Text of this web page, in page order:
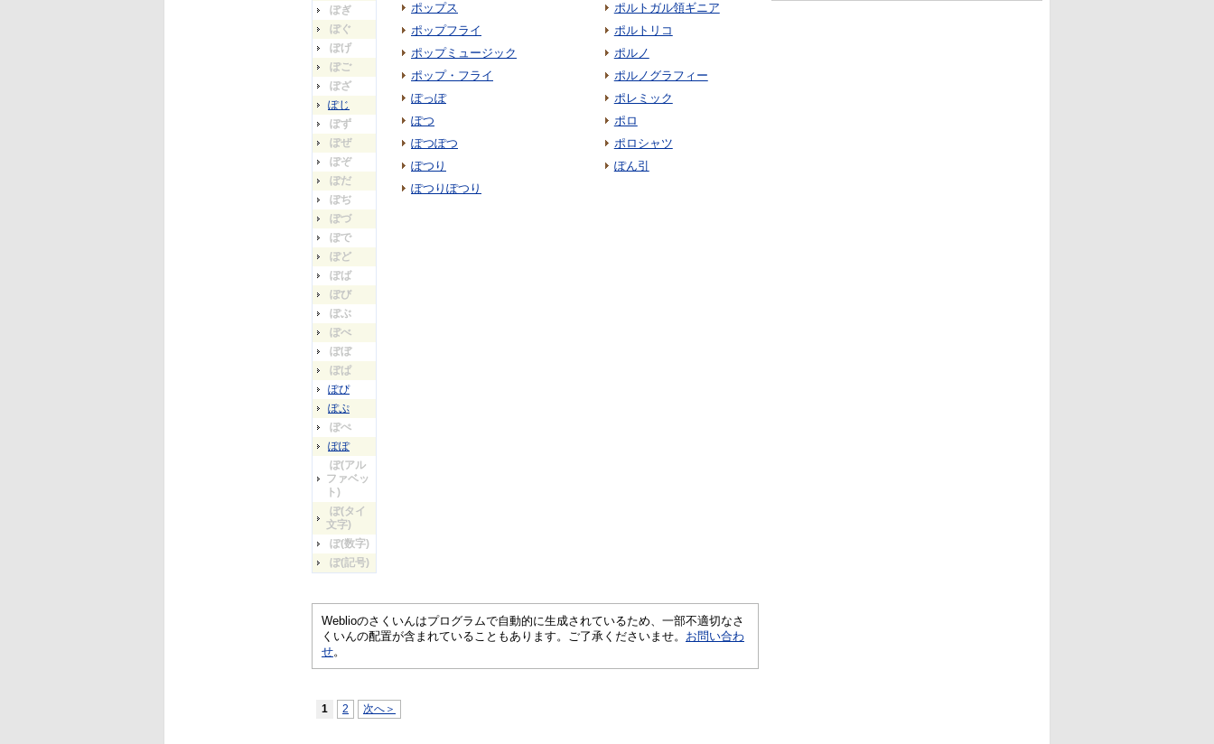
ぽぎ
ぽぐ
ぽげ
ぽご
ぽざ
ぽじ
ぽず
ぽぜ
ぽぞ
ぽだ
ぽぢ
ぽづ
ぽで
ぽど
ぽば
ぽび
ぽぶ
ぽべ
ぽぼ
ぽぱ
ぽぴ
ぽぷ
ぽぺ
ぽぽ
ぽ(アル
ファベッ
ト)
ぽ(タイ
文字)
ぽ(数字)
ぽ(記号)
ポップス
ポップフライ
ポップミュージック
ポップ・フライ
ぽっぽ
ぽつ
ぽつぽつ
ぽつり
ぽつりぽつり
ポルトガル領ギニア
ポルトリコ
ポルノ
ポルノグラフィー
ポレミック
ポロ
ポロシャツ
ぽん引
Weblioのさくいんはプログラムで自動的に生成されているため、一部不適切なさ
くいんの配置が含まれていることもあります。ご了承くださいませ。 お問い合わ
せ。
1 2 次へ＞